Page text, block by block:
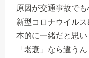
原因が交通事故で
新型コロナウイル
本的に一緒だと思い
「老衰」なら違う